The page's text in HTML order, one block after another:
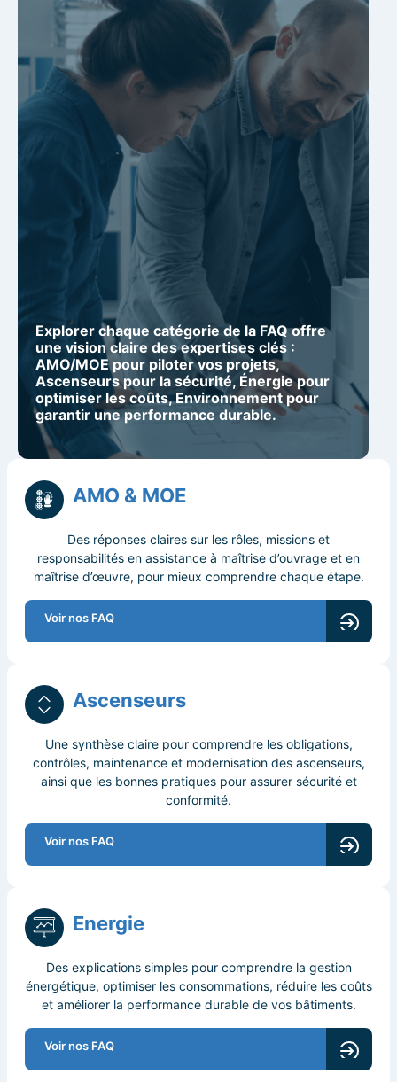
Explorer chaque catégorie de la FAQ offre
une vision claire des expertises clés :
AMO/MOE pour piloter vos projets,
Ascenseurs pour la sécurité, Énergie pour
optimiser les coûts, Environnement pour
garantir une performance durable.
AMO & MOE
Des réponses claires sur les rôles, missions et
responsabilités en assistance à maîtrise d’ouvrage et en
maîtrise d’œuvre, pour mieux comprendre chaque étape.
Voir nos FAQ
Ascenseurs
Une synthèse claire pour comprendre les obligations,
contrôles, maintenance et modernisation des ascenseurs,
ainsi que les bonnes pratiques pour assurer sécurité et
conformité.
Voir nos FAQ
Energie
Des explications simples pour comprendre la gestion
énergétique, optimiser les consommations, réduire les coûts
et améliorer la performance durable de vos bâtiments.
Voir nos FAQ